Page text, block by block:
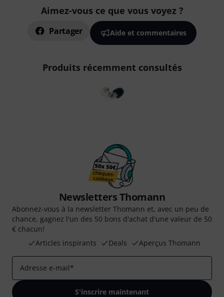
Aimez-vous ce que vous voyez ?
Partager Aide et commentaires
Produits récemment consultés
Newsletters Thomann
Abonnez-vous à la newsletter Thomann et, avec un peu de
chance, gagnez l'un des 50 bons d'achat d'une valeur de 50
€ chacun!
Articles inspirants
Deals Aperçus Thomann
Adresse e-mail*
S'inscrire maintenant